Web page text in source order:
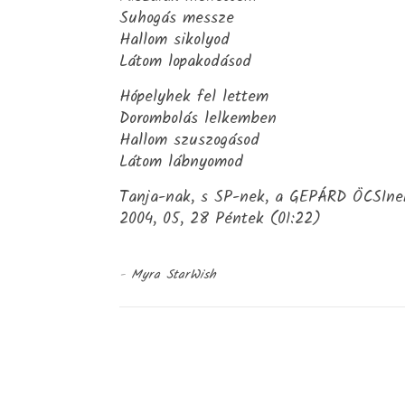
Suhogás messze
Hallom sikolyod
Látom lopakodásod
Hópelyhek fel lettem
Dorombolás lelkemben
Hallom szuszogásod
Látom lábnyomod
Tanja-nak, s SP-nek, a GEPÁRD
2004, 05, 28 Péntek (01:22)
- Myra StarWish